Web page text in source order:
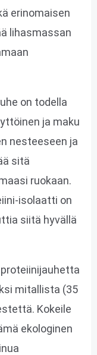
erinomaisen
lihasmassan
on todella
ja maku
nesteeseen ja
sitä
ruokaan.
isolaatti on
siitä hyvällä
mitallista (35
Kokeile
ekologinen